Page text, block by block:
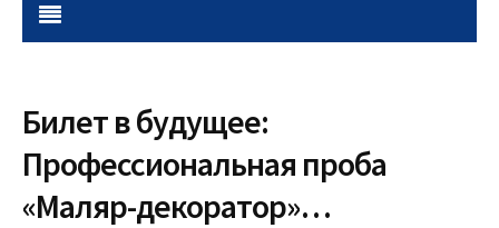
Билет в будущее:
Профессиональная проба
«Маляр-декоратор»…